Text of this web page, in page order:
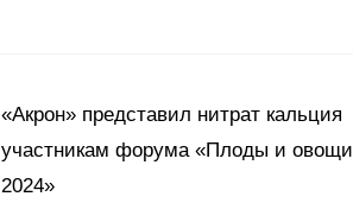
«Акрон» представил нитрат кальция
участникам форума «Плоды и овощи
2024»